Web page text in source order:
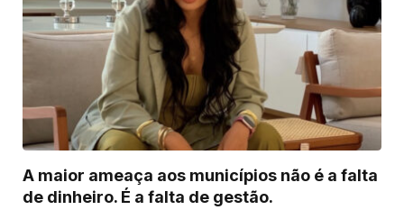
A maior ameaça aos municípios não é a falta
de dinheiro. É a falta de gestão.